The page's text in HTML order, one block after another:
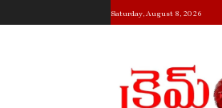
Saturday, August 8, 2026